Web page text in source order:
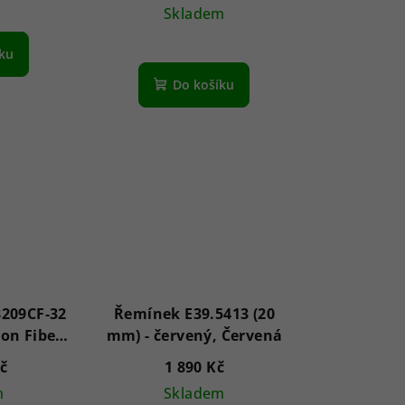
Skladem
Do košíku
32
Fiber
5ATM
Řemínek E39.5413 (20
mm) - červený, Červená
1 890 Kč
Skladem